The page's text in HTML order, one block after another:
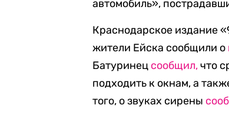
автомобиль»,
Краснодарское издание
жители Ейска сообщили о
Батуринец сообщил,что
подходить к окнам, а
того, о звуках сирены